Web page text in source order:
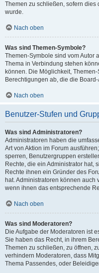
Themen zu schließen, sofern
wurde.
Nach oben
Was sind Themen-Symbole?
Themen-Symbole sind vom Autor
Thema in Verbindung stehen
können. Die Möglichkeit,
Berechtigungen ab, die die
Nach oben
Benutzer-Stufen und
Was sind Administratoren?
Administratoren haben die
Art von Aktion im Forum
sperren, Benutzergruppen
Rechte, die ein Administrator hat,
Rechte ihnen ein Gründer des
hat. Administratoren können
wenn ihnen das entsprechende
Nach oben
Was sind Moderatoren?
Die Aufgabe der Moderatoren ist
Sie haben das Recht, in ihrem
Themen zu schließen, zu öffnen,
verhindern Moderatoren, dass
Thema Passendes, oder